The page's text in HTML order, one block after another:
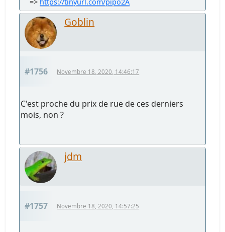
Goblin
#1756 Novembre 18, 2020, 14:46:17
C'est proche du prix de rue de ces derniers
mois, non ?
jdm
#1757 Novembre 18, 2020, 14:57:25